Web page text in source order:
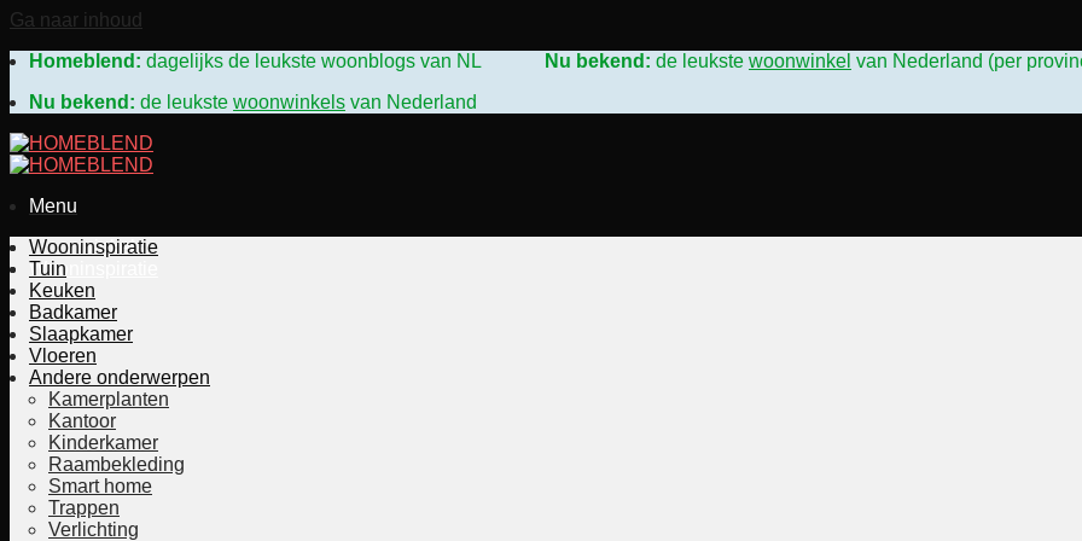
Ga naar inhoud
Homeblend: dagelijks de leukste woonblogs van NL Nu bekend: de leukste woonwinkel van Nederland (per
Nu bekend: de leukste woonwinkels van Nederland
Menu
Woonwinkels
Wooninspiratie
Wooninspiratie
Tuin
Keuken
Badkamer
Slaapkamer
Vloeren
Andere onderwerpen
Kamerplanten
Kantoor
Kinderkamer
Raambekleding
Smart home
Trappen
Verlichting